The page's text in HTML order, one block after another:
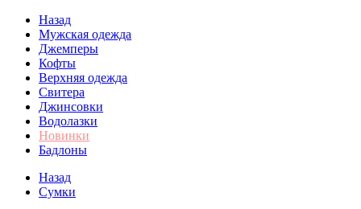
Назад
Мужская одежда
Джемперы
Кофты
Верхняя одежда
Свитера
Джинсовки
Водолазки
Новинки
Бадлоны
Назад
Сумки